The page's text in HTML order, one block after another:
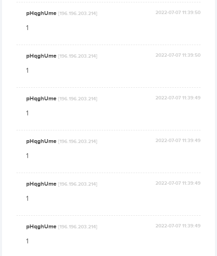
pHqghUme[196.196.203.214] 2022-07-07 11:39:50
1
pHqghUme[196.196.203.214] 2022-07-07 11:39:50
1
pHqghUme[196.196.203.214] 2022-07-07 11:39:49
1
pHqghUme[196.196.203.214] 2022-07-07 11:39:49
1
pHqghUme[196.196.203.214] 2022-07-07 11:39:49
1
pHqghUme[196.196.203.214] 2022-07-07 11:39:49
1